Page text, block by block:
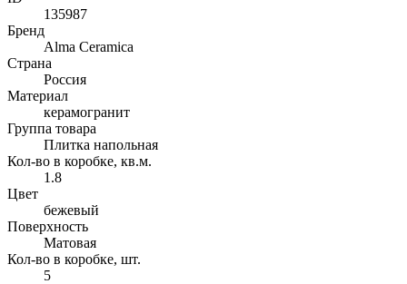
135987
Бренд
Alma Ceramica
Страна
Россия
Материал
керамогранит
Группа товара
Плитка напольная
Кол-во в коробке, кв.м.
1.8
Цвет
бежевый
Поверхность
Матовая
Кол-во в коробке, шт.
5